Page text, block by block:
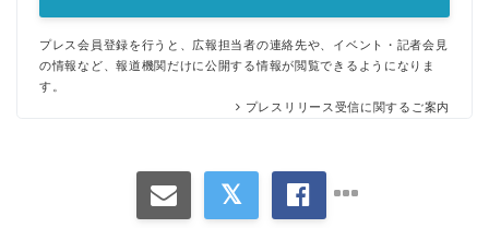
プレス会員登録を行うと、広報担当者の連絡先や、イベント・記者会見
の情報など、報道機関だけに公開する情報が閲覧できるようになりま
す。
プレスリリース受信に関するご案内